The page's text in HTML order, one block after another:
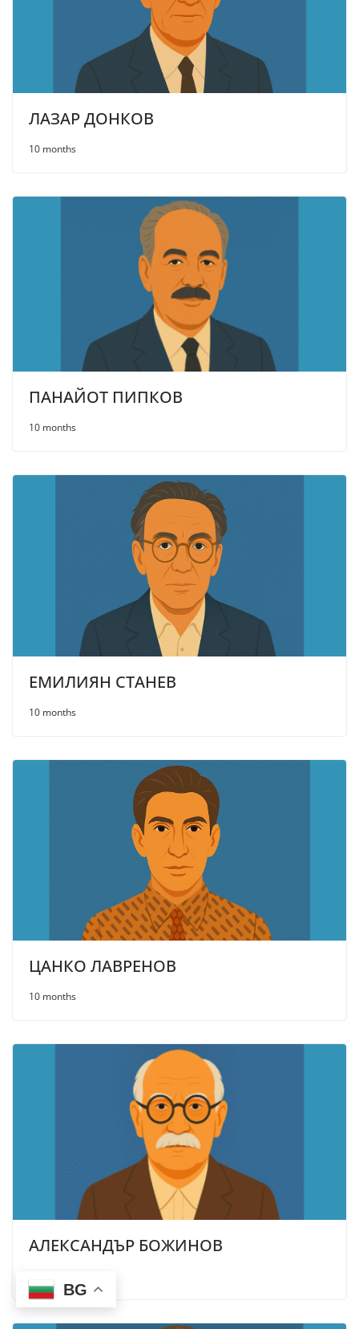
ЛАЗАР ДОНКОВ
10 months
ПАНАЙОТ ПИПКОВ
10 months
ЕМИЛИЯН СТАНЕВ
10 months
ЦАНКО ЛАВРЕНОВ
10 months
АЛЕКСАНДЪР БОЖИНОВ
BG